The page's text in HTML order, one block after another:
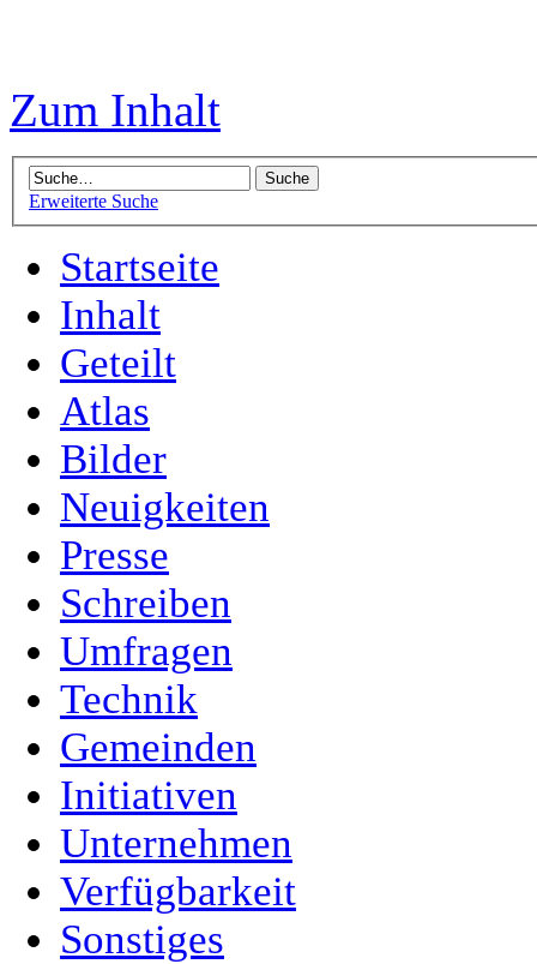
Zum Inhalt
Erweiterte Suche
Startseite
Inhalt
Geteilt
Atlas
Bilder
Neuigkeiten
Presse
Schreiben
Umfragen
Technik
Gemeinden
Initiativen
Unternehmen
Verfügbarkeit
Sonstiges